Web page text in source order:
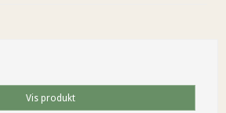
Vis produkt